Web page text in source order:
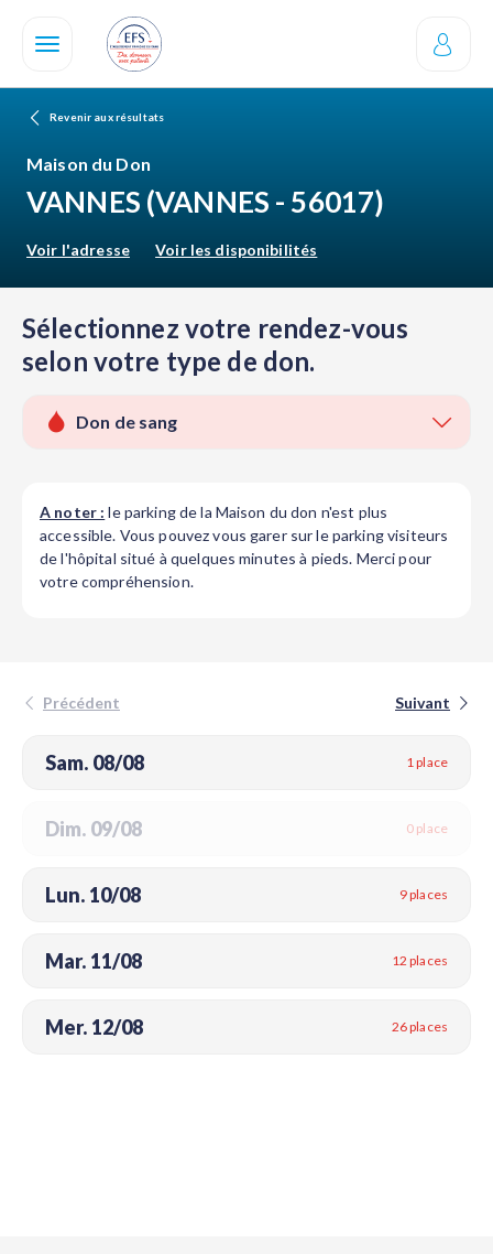
contenu
Revenir aux résultats
Maison du Don
VANNES (VANNES - 56017)
Voir l'adresse Voir les disponibilités
Sélectionnez votre rendez-vous
selon votre type de don.
Don de sang
A noter : le parking de la Maison du don n'est plus
accessible. Vous pouvez vous garer sur le parking visiteurs
de l'hôpital situé à quelques minutes à pieds. Merci pour
votre compréhension.
Sam. 08/08 1 place
Dim. 09/08 0 place
Lun. 10/08 9 places
Mar. 11/08 12 places
Mer. 12/08 26 places
Précédent Suivant